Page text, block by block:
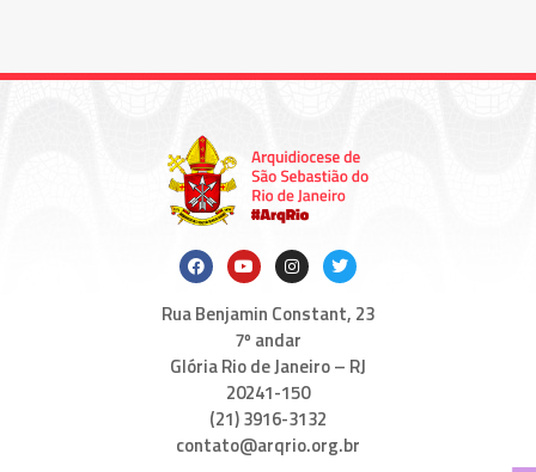
Rua Benjamin Constant, 23
7º andar
Glória Rio de Janeiro – RJ
20241-150
(21) 3916-3132
contato@arqrio.org.br